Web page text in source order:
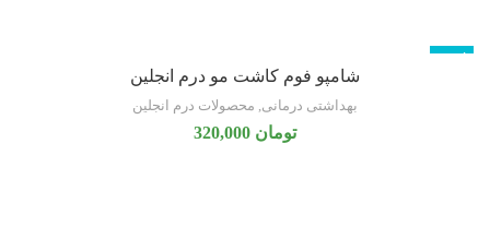
ناموجود
شامپو فوم کاشت مو درم انجلین
بهداشتی درمانی, محصولات درم انجلین
تومان